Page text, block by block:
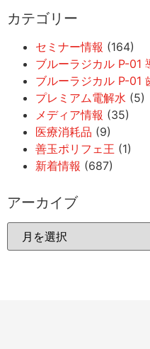
カテゴリー
セミナー情報 (164)
ブルーラジカル P-01
ブルーラジカル P-01
プレミアム電解水 (5)
メディア情報 (35)
医療消耗品 (9)
善玉ポリフェ王 (1)
新着情報 (687)
アーカイブ